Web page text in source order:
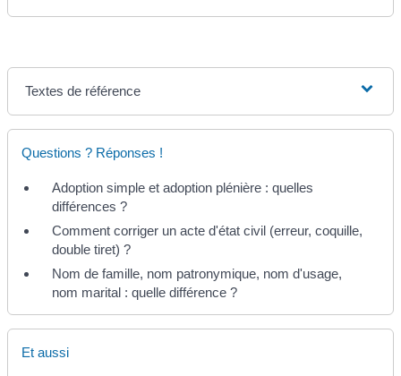
Textes de référence
Questions ? Réponses !
Adoption simple et adoption plénière : quelles
différences ?
Comment corriger un acte d'état civil (erreur, coquille,
double tiret) ?
Nom de famille, nom patronymique, nom d'usage,
nom marital : quelle différence ?
Et aussi